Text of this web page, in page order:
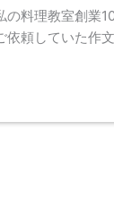
の料理教室創業
依頼していた作